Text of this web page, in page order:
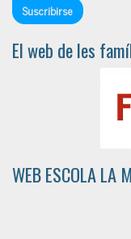
El web de les
WEB ESCOLA LA